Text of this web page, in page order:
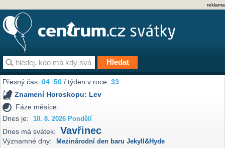
reklama
Přesný čas:04 50 / týden v roce:33
Znamení Horoskopu: Lev
Fáze měsíce:
Dnes je:
10. 8. 2026 Pondělí
Dnes má svátek: Vavřinec
Významné dny: Mezinárodní den baru Jekyll&Hyde